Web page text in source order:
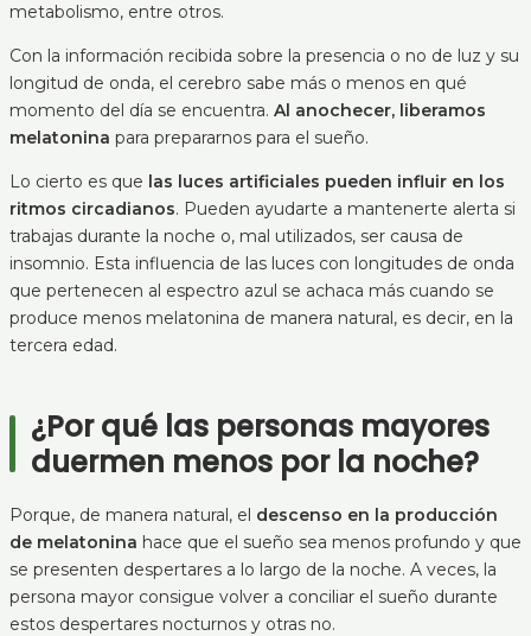
metabolismo, entre otros.
Con la información recibida sobre la presencia o no de luz y su
longitud de onda, el cerebro sabe más o menos en qué
momento del día se encuentra. Al anochecer, liberamos
melatonina para prepararnos para el sueño.
Lo cierto es que las luces artificiales pueden influir en los
ritmos circadianos. Pueden ayudarte a mantenerte alerta si
trabajas durante la noche o, mal utilizados, ser causa de
insomnio. Esta influencia de las luces con longitudes de onda
que pertenecen al espectro azul se achaca más cuando se
produce menos melatonina de manera natural, es decir, en la
tercera edad.
¿Por qué las personas mayores
duermen menos por la noche?
Porque, de manera natural, el descenso en la producción
de melatonina hace que el sueño sea menos profundo y que
se presenten despertares a lo largo de la noche. A veces, la
persona mayor consigue volver a conciliar el sueño durante
estos despertares nocturnos y otras no.